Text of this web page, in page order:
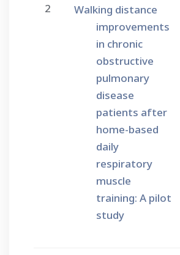
2
Walking distance
improvements
in chronic
obstructive
pulmonary
disease
patients after
home-based
daily
respiratory
muscle
training: A pilot
study